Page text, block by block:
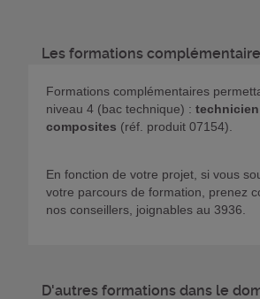
Les formations
Formations complémentaires
niveau 4 (bac technique) :
composites (réf. produit 07154).
En fonction de votre projet, si vous
votre parcours de formation, prenez
nos conseillers, joignables au 3936.
D'autres formations dans le